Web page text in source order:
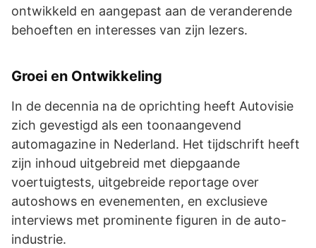
ontwikkeld en aangepast aan de veranderende
behoeften en interesses van zijn lezers.
Groei en Ontwikkeling
In de decennia na de oprichting heeft Autovisie
zich gevestigd als een toonaangevend
automagazine in Nederland. Het tijdschrift heeft
zijn inhoud uitgebreid met diepgaande
voertuigtests, uitgebreide reportage over
autoshows en evenementen, en exclusieve
interviews met prominente figuren in de auto-
industrie.